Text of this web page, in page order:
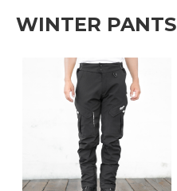
WINTER PANTS